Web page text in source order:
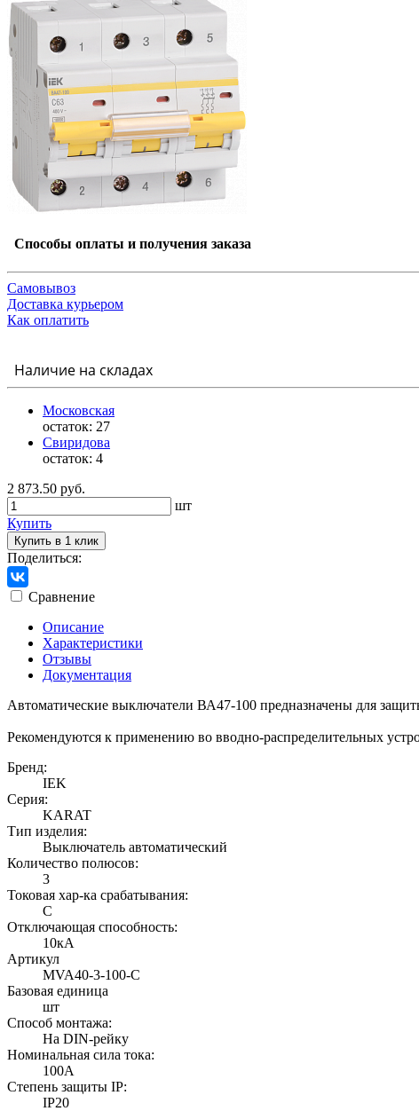
Способы оплаты и получения заказа
Самовывоз
Доставка курьером
Как оплатить
Наличие на складах
Московская
остаток: 27
Свиридова
остаток: 4
2 873.50 руб.
шт
Купить
Купить в 1 клик
Поделиться:
Сравнение
Описание
Характеристики
Отзывы
Документация
Автоматические выключатели ВА47-100 предназначены для
Рекомендуются к применению во вводно-распределительных
Бренд:
IEK
Серия:
KARAT
Тип изделия:
Выключатель автоматический
Количество полюсов:
3
Токовая хар-ка срабатывания:
C
Отключающая способность:
10кА
Артикул
MVA40-3-100-C
Базовая единица
шт
Способ монтажа:
На DIN-рейку
Номинальная сила тока:
100А
Степень защиты IP:
IP20